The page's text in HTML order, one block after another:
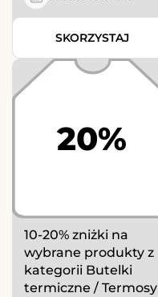
SKORZYSTAJ
20%
10-20% zniżki na
wybrane produkty z
kategorii Butelki
termiczne / Termosy